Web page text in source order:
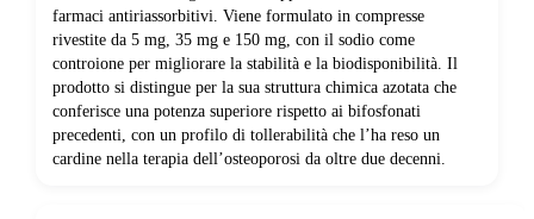
farmaci antiriassorbitivi. Viene formulato in compresse
rivestite da 5 mg, 35 mg e 150 mg, con il sodio come
controione per migliorare la stabilità e la biodisponibilità. Il
prodotto si distingue per la sua struttura chimica azotata che
conferisce una potenza superiore rispetto ai bifosfonati
precedenti, con un profilo di tollerabilità che l’ha reso un
cardine nella terapia dell’osteoporosi da oltre due decenni.